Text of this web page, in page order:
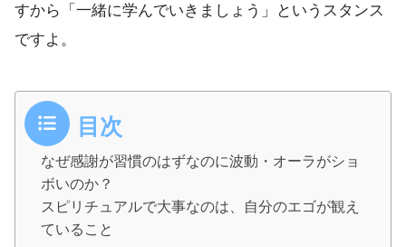
すから「一緒に学んでいきましょう」というスタンス
ですよ。
目次
なぜ感謝が習慣のはずなのに波動・オーラがショ
ボいのか？
スピリチュアルで大事なのは、自分のエゴが観え
ていること